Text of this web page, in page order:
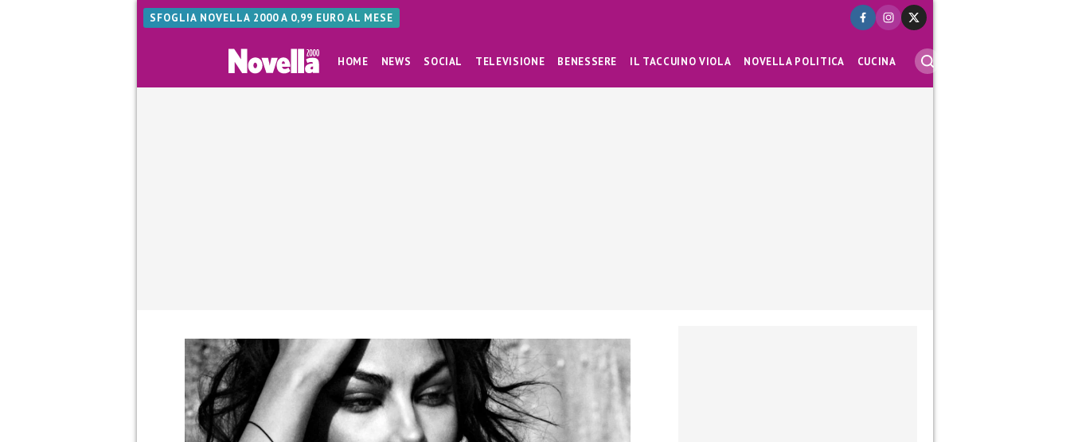
SFOGLIA NOVELLA 2000 A 0,99 EURO AL MESE
HOME NEWS SOCIAL TELEVISIONE BENESSERE IL TACCUINO VIOLA NOVELLA POLITICA CUCINA